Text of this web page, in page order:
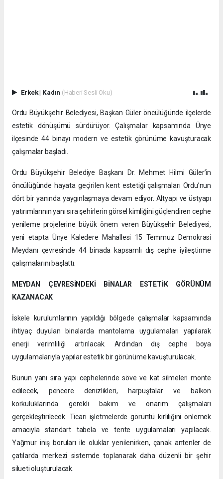
Erkek| Kadın (Haberi Sesli Oku)
Ordu Büyükşehir Belediyesi, Başkan Güler öncülüğünde ilçelerde
estetik dönüşümü sürdürüyor. Çalışmalar kapsamında Ünye
ilçesinde 44 binayı modern ve estetik görünüme kavuşturacak
çalışmalar başladı.
Ordu Büyükşehir Belediye Başkanı Dr. Mehmet Hilmi Güler’in
öncülüğünde hayata geçirilen kent estetiği çalışmaları Ordu’nun
dört bir yanında yaygınlaşmaya devam ediyor. Altyapı ve üstyapı
yatırımlarının yanı sıra şehirlerin görsel kimliğini güçlendiren cephe
yenileme projelerine büyük önem veren Büyükşehir Belediyesi,
yeni etapta Ünye Kaledere Mahallesi 15 Temmuz Demokrasi
Meydanı çevresinde 44 binada kapsamlı dış cephe iyileştirme
çalışmalarını başlattı.
MEYDAN ÇEVRESİNDEKİ BİNALAR ESTETİK GÖRÜNÜM
KAZANACAK
İskele kurulumlarının yapıldığı bölgede çalışmalar kapsamında
ihtiyaç duyulan binalarda mantolama uygulamaları yapılarak
enerji verimliliği artırılacak. Ardından dış cephe boya
uygulamalarıyla yapılar estetik bir görünüme kavuşturulacak.
Bunun yanı sıra yapı cephelerinde söve ve kat silmeleri monte
edilecek, pencere denizlikleri, harpuştalar ve balkon
korkuluklarında gerekli bakım ve onarım çalışmaları
gerçekleştirilecek. Ticari işletmelerde görüntü kirliliğini önlemek
amacıyla standart tabela ve tente uygulamaları yapılacak.
Yağmur iniş boruları ile oluklar yenilenirken, çanak antenler de
çatılarda merkezi sistemde toplanarak daha düzenli bir şehir
silueti oluşturulacak.